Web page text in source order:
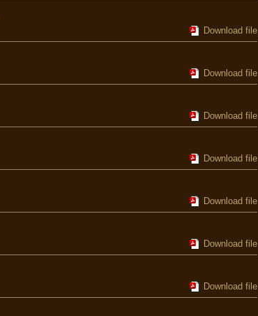
Download file
Download file
Download file
Download file
Download file
Download file
Download file